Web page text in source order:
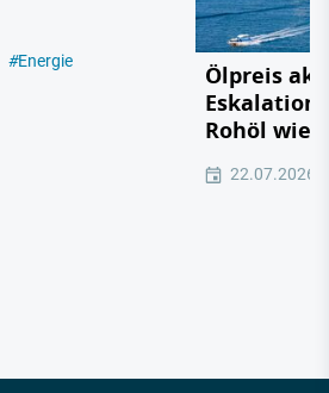
#Energie
Ölpreis
Rohöl
22.07.2026